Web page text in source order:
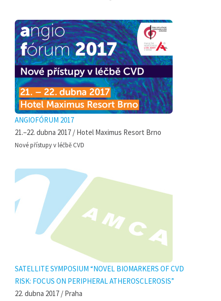
ANGIOFÓRUM 2017
21.–22. dubna 2017 / Hotel Maximus Resort Brno
Nové přístupy v léčbě CVD
SATELLITE SYMPOSIUM “NOVEL BIOMARKERS OF CVD
RISK: FOCUS ON PERIPHERAL ATHEROSCLEROSIS”
22. dubna 2017 / Praha